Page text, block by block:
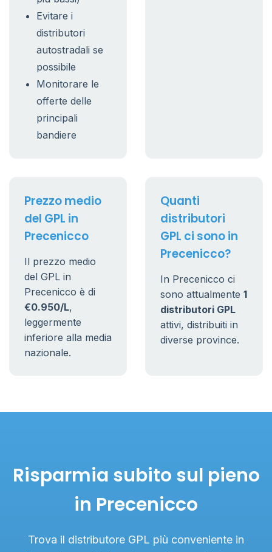
Evitare i
distributori
autostradali se
possibile
Monitorare le
offerte delle
principali
bandiere
Prezzo medio
del GPL in
Precenicco
Il prezzo medio
del GPL in
Precenicco è di
€0.950/L,
leggermente
inferiore alla media
nazionale.
Quanti
distributori
GPL ci sono in
Precenicco?
In Precenicco ci
sono attualmente 1
distributori GPL
attivi, distribuiti in
diverse province.
Risparmia subito sul pieno
in Precenicco
Trova il distributore GPL più conveniente in